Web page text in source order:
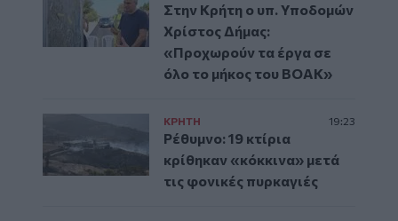
Στην Κρήτη ο υπ. Υποδομών
Χρίστος Δήμας:
«Προχωρούν τα έργα σε
όλο το μήκος του ΒΟΑΚ»
ΚΡΗΤΗ 19:23
Ρέθυμνο: 19 κτίρια
κρίθηκαν «κόκκινα» μετά
τις φονικές πυρκαγιές